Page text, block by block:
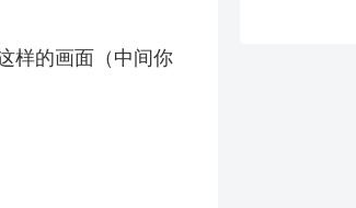
样的画面（中间你